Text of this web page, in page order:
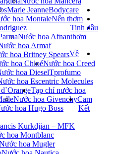
Marie Jeanne
hoa Montale
Nước hoa Afnan
hoa Armaf
hoa Britney Spears
hoa ChloéNước hoa Creed
hoa Diesel
hoa Escentric Molecules
Nước hoa Givenchy
hoa Hugo Boss
Kurkdjian – MFK
hoa Montblanc
hoa Mugler
Bodycare
Nến thơm
Tinh dầu
thơm
Về
Tprofumo
Tạp chí nước hoa
Cam
Kết